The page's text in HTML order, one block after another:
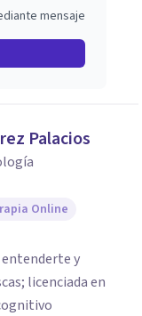
mensaje
Palacios
Online
entenderte y
licenciada en